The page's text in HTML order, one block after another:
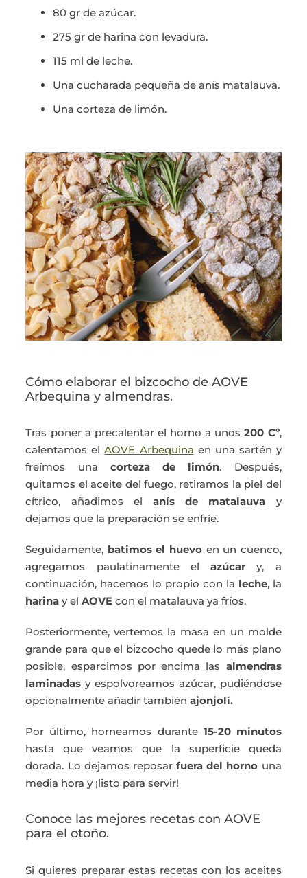
80 gr de azúcar.
275 gr de harina con levadura.
115 ml de leche.
Una cucharada pequeña de anís matalauva.
Una corteza de limón.
Cómo elaborar el bizcocho de AOVE
Arbequina y almendras.
Tras poner a precalentar el horno a unos200 Cº,
calentamos elAOVE Arbequina en una sartén y
freímos una corteza de limón. Después,
quitamos el aceite del fuego, retiramos la piel del
cítrico, añadimos el anís de matalauva y
dejamos que la preparación se enfríe.
Seguidamente, batimos el huevo en un cuenco,
agregamos paulatinamente elazúcary, a
continuación, hacemos lo propio con la leche, la
harinay elAOVE con el matalauva ya fríos.
Posteriormente, vertemos la masa en un molde
grande para que el bizcocho quede lo más plano
posible, esparcimos por encima las almendras
laminadasy espolvoreamos azúcar, pudiéndose
opcionalmente añadir tambiénajonjolí.
Por último, horneamos durante 15-20 minutos
hasta que veamos que la superficie queda
dorada. Lo dejamos reposarfuera del horno una
media hora y ¡listo para servir!
Conoce las mejores recetas con AOVE
para el otoño.
Si quieres preparar estas recetas con los aceites